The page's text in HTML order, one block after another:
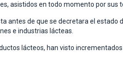
asistidos en todo momento por sus
antes de que se decretara el estado
e industrias lácteas.
lácteos, han visto